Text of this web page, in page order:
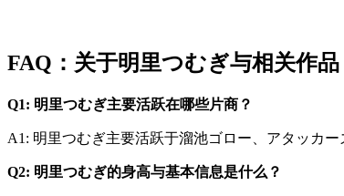
FAQ：关于明里つむぎ与相关作品
Q1: 明里つむぎ主要活跃在哪些片商？
A1: 明里つむぎ主要活跃于溜池ゴロー、アタッカー
Q2: 明里つむぎ的身高与基本信息是什么？